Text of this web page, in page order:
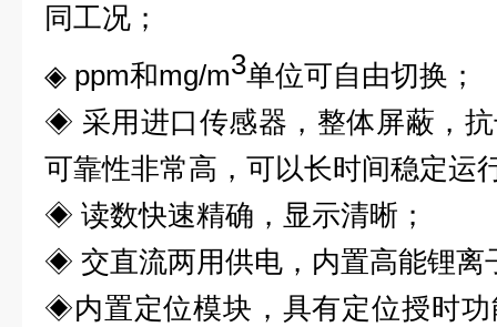
同工况；
◈ ppm和mg/m3单位可自由切换；
◈ 采用进口传感器，整体屏蔽，
可靠性非常高，可以长时间稳定运
◈ 读数快速精确，显示清晰；
◈ 交直流两用供电，内置高能锂离
◈内置定位模块，具有定位授时